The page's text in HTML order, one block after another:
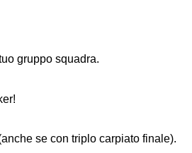
gruppo squadra.
se con triplo carpiato finale).